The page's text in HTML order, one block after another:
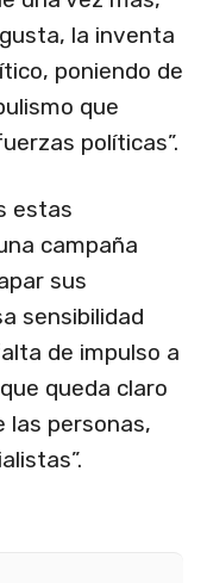
la inventa
poniendo de
que
políticas”.
estas
campaña
sus
sensibilidad
de impulso a
queda claro
las personas,